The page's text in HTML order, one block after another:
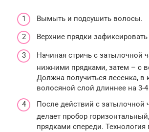
Вымыть и подсушить волосы.
Верхние прядки
Начиная стричь с затылочной
нижними прядками, затем – с
Должна получиться лесенка, в
волосяной слой длиннее на 3-
После действий с затылочной
делает пробор
прядками спереди.